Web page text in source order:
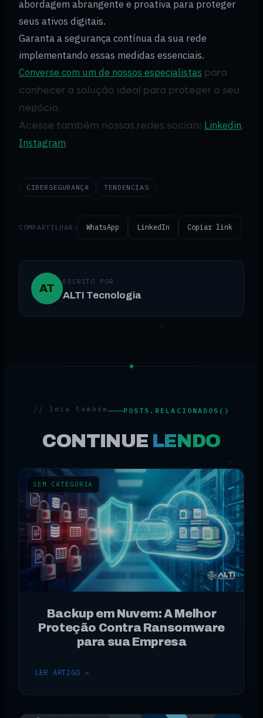
abordagem abrangente e proativa para proteger
seus ativos digitais.
Garanta a segurança contínua da sua rede
implementando essas medidas essenciais.
Converse com um de nossos especialistas para
conhecer a solução ideal para proteger o seu
negócio.
Acesse também nossas redes sociais: Linkedin,
Instagram.
CIBERSEGURANÇA TENDENCIAS
COMPARTILHAR: WhatsApp LinkedIn Copiar link
AT
ESCRITO POR
ALTI Tecnologia
// leia também POSTS.RELACIONADOS()
CONTINUE LENDO
SEM CATEGORIA
Backup em Nuvem: A Melhor
Proteção Contra Ransomware
para sua Empresa
LER ARTIGO →